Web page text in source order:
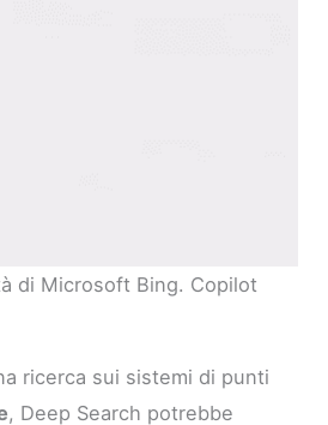
di Microsoft Bing. Copilot
ricerca sui sistemi di punti
, Deep Search potrebbe